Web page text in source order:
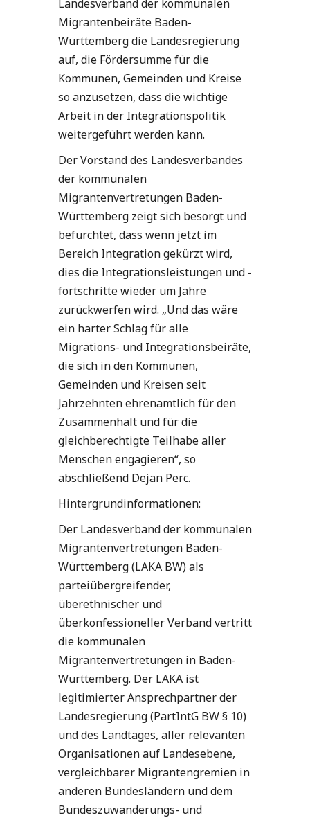
Landesverband der kommunalen
Migrantenbeiräte Baden-
Württemberg die Landesregierung
auf, die Fördersumme für die
Kommunen, Gemeinden und Kreise
so anzusetzen, dass die wichtige
Arbeit in der Integrationspolitik
weitergeführt werden kann.
Der Vorstand des Landesverbandes
der kommunalen
Migrantenvertretungen Baden-
Württemberg zeigt sich besorgt und
befürchtet, dass wenn jetzt im
Bereich Integration gekürzt wird,
dies die Integrationsleistungen und -
fortschritte wieder um Jahre
zurückwerfen wird. „Und das wäre
ein harter Schlag für alle
Migrations- und Integrationsbeiräte,
die sich in den Kommunen,
Gemeinden und Kreisen seit
Jahrzehnten ehrenamtlich für den
Zusammenhalt und für die
gleichberechtigte Teilhabe aller
Menschen engagieren“, so
abschließend Dejan Perc.
Hintergrundinformationen:
Der Landesverband der kommunalen
Migrantenvertretungen Baden-
Württemberg (LAKA BW) als
parteiübergreifender,
überethnischer und
überkonfessioneller Verband vertritt
die kommunalen
Migrantenvertretungen in Baden-
Württemberg. Der LAKA ist
legitimierter Ansprechpartner der
Landesregierung (PartIntG BW § 10)
und des Landtages, aller relevanten
Organisationen auf Landesebene,
vergleichbarer Migrantengremien in
anderen Bundesländern und dem
Bundeszuwanderungs- und